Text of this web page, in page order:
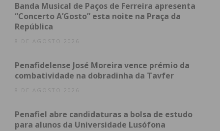
Paços de
Ferreira
1.985 1.107 -44,23%
*Dados do boletim epidemiológico da Direção Geral
da saúde de 07/12.
Banda Musical de Paços de Ferreira apresenta
“Concerto A’Gosto” esta noite na Praça da
República
8 DE AGOSTO 2026
Penafidelense José Moreira vence prémio da
combatividade na dobradinha da Tavfer
8 DE AGOSTO 2026
Penafiel abre candidaturas a bolsa de estudo
para alunos da Universidade Lusófona